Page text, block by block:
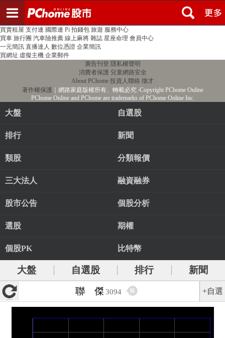
PChome首頁 線上購物 24h購物 書店
買賣租屋 支付連 國際連 Pi 拍錢包 旅遊 服務中心
買車 旅行團 汽車險推薦 線上麻將 雜誌 星座命理 會員中心
一元簡訊 直播達人 數位憑證 企業簡訊
買網址 虛擬主機 企業郵件
廣告刊登 隱私權聲明
消費者保護 兒童網路安全
About PChome 投資人聯絡 徵才
著作權保護 ｜網路家庭版權所有、轉載必究‧Copyright PChome Online
PChome Online and PChome are trademarks of PChome Online Inc.
大盤 自選股
排行 新聞
類股 分類報價
三大法人 融資融券
股市公告 個股分析
選股 期權
個股PK 比特幣
大盤 自選股 排行
新聞
聯 傑 3094 N +自選